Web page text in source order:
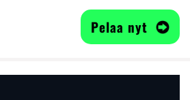
Pelaa nyt